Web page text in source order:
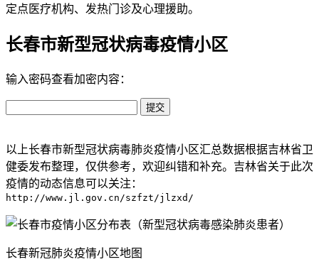
定点医疗机构、发热门诊及心理援助。
长春市新型冠状病毒疫情小区
输入密码查看加密内容：
以上长春市新型冠状病毒肺炎疫情小区汇总数据根据吉林省卫
健委发布整理，仅供参考，欢迎纠错和补充。吉林省关于此次
疫情的动态信息可以关注：
http://www.jl.gov.cn/szfzt/jlzxd/
长春新冠肺炎疫情小区地图